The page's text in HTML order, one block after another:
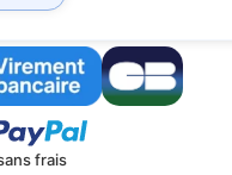
frais